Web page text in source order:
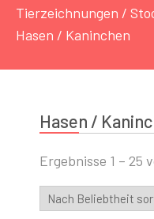
Tierzeichnungen /
Hasen / Kaninchen
Hasen /
Ergebnisse 1 – 25